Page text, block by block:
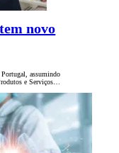
novo
Portugal, assumindo
e Serviços…